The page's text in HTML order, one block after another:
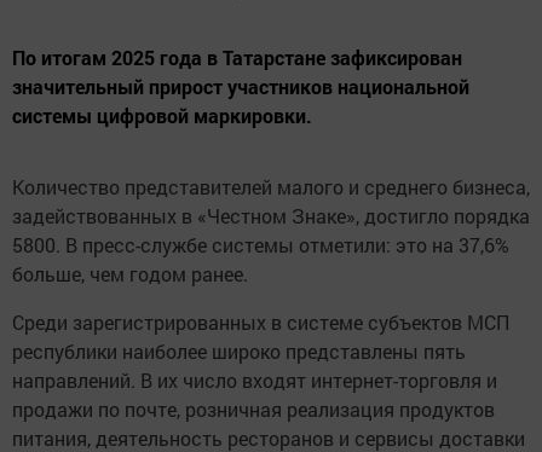
По итогам 2025 года в Татарстане зафиксирован
значительный прирост участников национальной
системы цифровой маркировки.
Количество представителей малого и среднего бизнеса,
задействованных в «Честном Знаке», достигло порядка
5800. В пресс-службе системы отметили: это на 37,6%
больше, чем годом ранее.
Среди зарегистрированных в системе субъектов МСП
республики наиболее широко представлены пять
направлений. В их число входят интернет-торговля и
продажи по почте, розничная реализация продуктов
питания, деятельность ресторанов и сервисы доставки